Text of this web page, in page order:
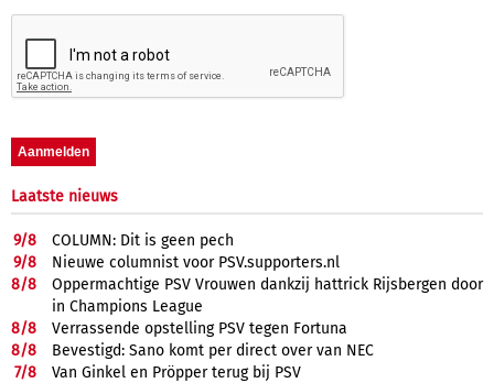
Laatste nieuws
9/8
COLUMN: Dit is geen pech
9/8
Nieuwe columnist voor PSV.supporters.nl
8/8
Oppermachtige PSV Vrouwen dankzij hattrick Rijsbergen door
in Champions League
8/8
Verrassende opstelling PSV tegen Fortuna
8/8
Bevestigd: Sano komt per direct over van NEC
7/8
Van Ginkel en Pröpper terug bij PSV